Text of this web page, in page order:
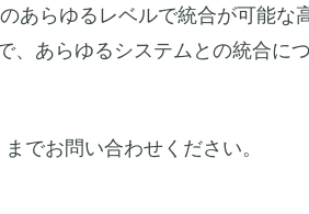
あらゆるレベルで統合が可能な
、あらゆるシステムとの統合に
までお問い合わせください。